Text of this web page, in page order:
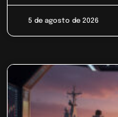
5 de agosto de 2026